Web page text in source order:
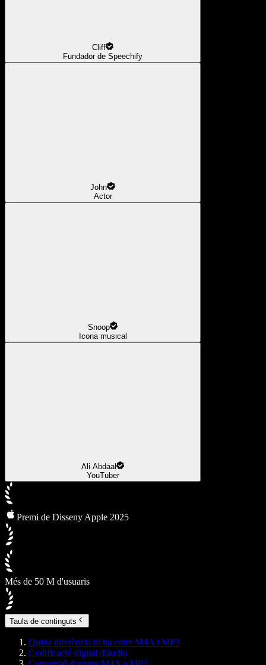
Cliff
Fundador de Speechify
John
Actor
Snoop
Icona musical
Ali Abdaal
YouTuber
Premi de Disseny Apple 2025
Més de 50 M d'usuaris
Taula de continguts
Quina diferència hi ha entre M4A i MP3
Codificació digital d'àudio